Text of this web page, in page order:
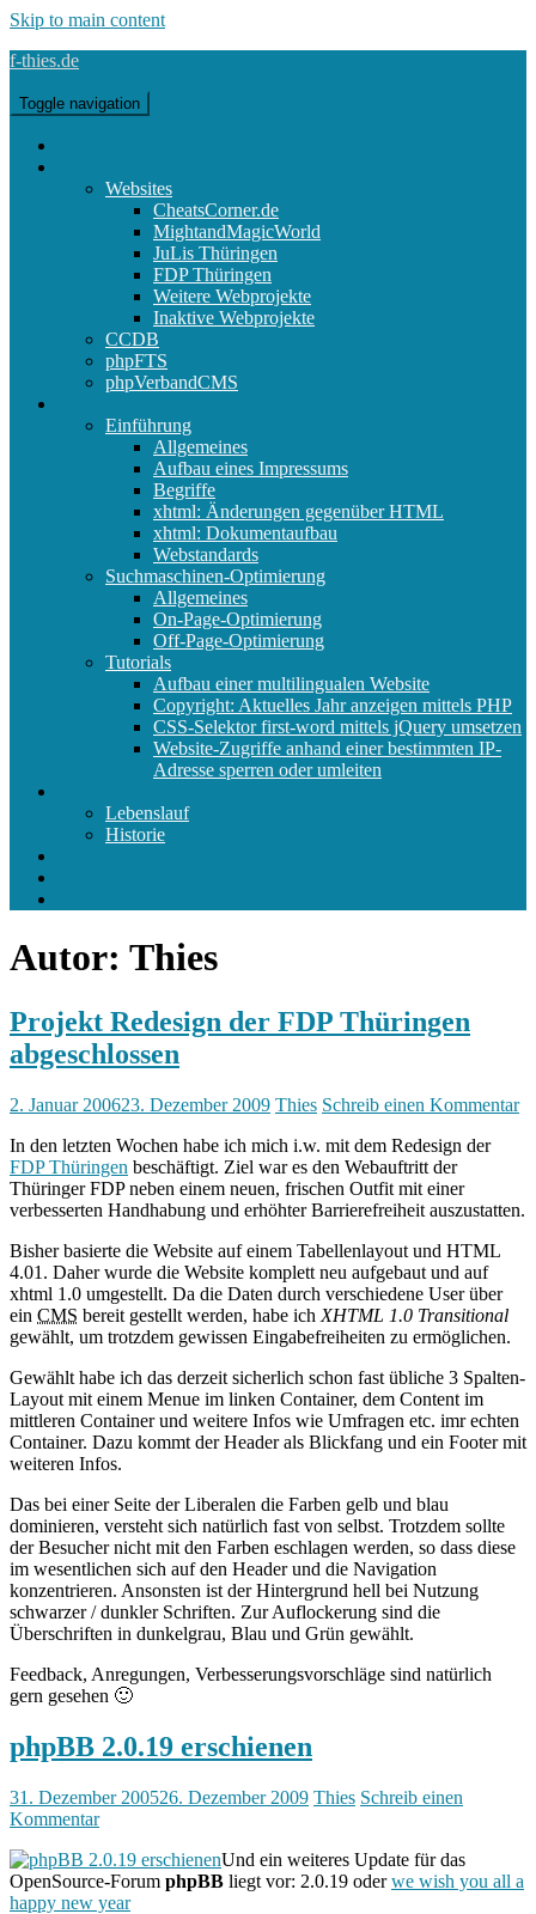
Skip to main content
f-thies.de
Toggle navigation
Websites
CheatsCorner.de
MightandMagicWorld
JuLis Thüringen
FDP Thüringen
Weitere Webprojekte
Inaktive Webprojekte
CCDB
phpFTS
phpVerbandCMS
Einführung
Allgemeines
Aufbau eines Impressums
Begriffe
xhtml: Änderungen gegenüber HTML
xhtml: Dokumentaufbau
Webstandards
Suchmaschinen-Optimierung
Allgemeines
On-Page-Optimierung
Off-Page-Optimierung
Tutorials
Aufbau einer multilingualen Website
Copyright: Aktuelles Jahr anzeigen mittels PHP
CSS-Selektor first-word mittels jQuery umsetzen
Website-Zugriffe anhand einer bestimmten IP-
Adresse sperren oder umleiten
Lebenslauf
Historie
Autor: Thies
Projekt Redesign der FDP Thüringen
abgeschlossen
2. Januar 200623. Dezember 2009 Thies Schreib einen Kommentar
In den letzten Wochen habe ich mich i.w. mit dem Redesign der
FDP Thüringen beschäftigt. Ziel war es den Webauftritt der
Thüringer FDP neben einem neuen, frischen Outfit mit einer
verbesserten Handhabung und erhöhter Barrierefreiheit auszustatten.
Bisher basierte die Website auf einem Tabellenlayout und HTML
4.01. Daher wurde die Website komplett neu aufgebaut und auf
xhtml 1.0 umgestellt. Da die Daten durch verschiedene User über
ein CMS bereit gestellt werden, habe ich XHTML 1.0 Transitional
gewählt, um trotzdem gewissen Eingabefreiheiten zu ermöglichen.
Gewählt habe ich das derzeit sicherlich schon fast übliche 3 Spalten-
Layout mit einem Menue im linken Container, dem Content im
mittleren Container und weitere Infos wie Umfragen etc. imr echten
Container. Dazu kommt der Header als Blickfang und ein Footer mit
weiteren Infos.
Das bei einer Seite der Liberalen die Farben gelb und blau
dominieren, versteht sich natürlich fast von selbst. Trotzdem sollte
der Besucher nicht mit den Farben eschlagen werden, so dass diese
im wesentlichen sich auf den Header und die Navigation
konzentrieren. Ansonsten ist der Hintergrund hell bei Nutzung
schwarzer / dunkler Schriften. Zur Auflockerung sind die
Überschriften in dunkelgrau, Blau und Grün gewählt.
Feedback, Anregungen, Verbesserungsvorschläge sind natürlich
gern gesehen 🙂
phpBB 2.0.19 erschienen
31. Dezember 200526. Dezember 2009 Thies Schreib einen
Kommentar
Und ein weiteres Update für das
OpenSource-Forum phpBB liegt vor: 2.0.19 oderwe wish you all a
happy new year